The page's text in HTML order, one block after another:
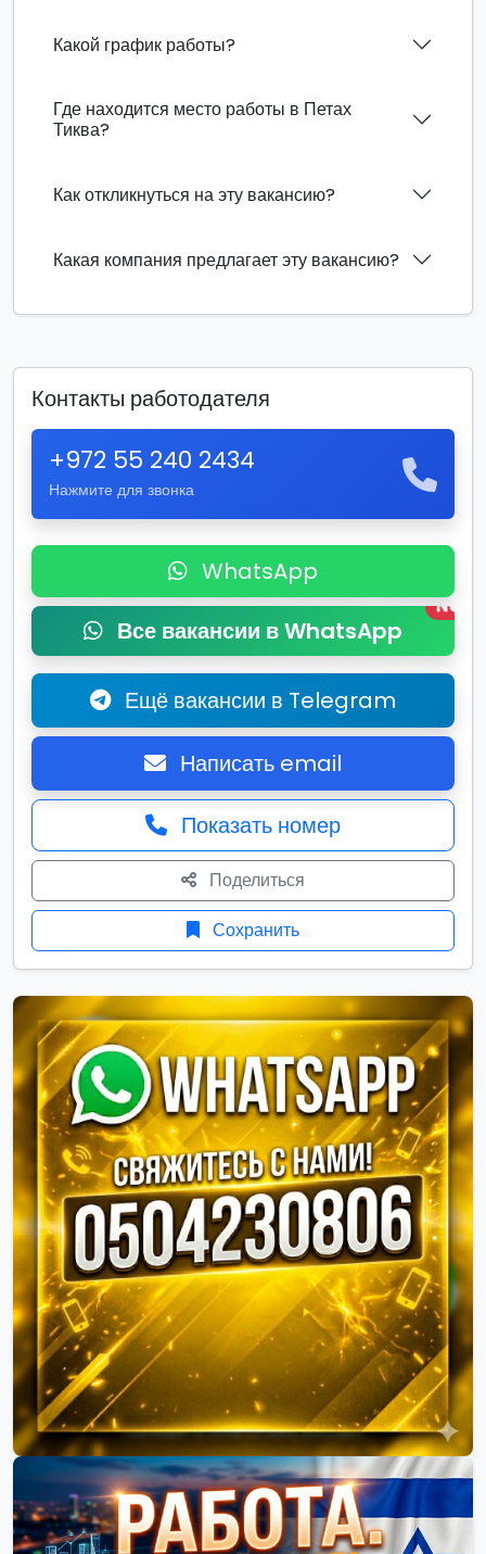
Какой график работы?
Где находится место работы в Петах
Тиква?
Как откликнуться на эту вакансию?
Какая компания предлагает эту вакансию?
Контакты работодателя
+972 55 240 2434
Нажмите для звонка
WhatsApp
Все вакансии в WhatsApp
New
Ещё вакансии в Telegram
Написать email
Показать номер
Поделиться
Сохранить